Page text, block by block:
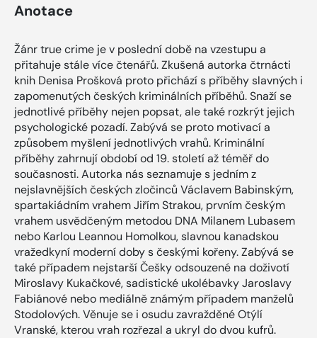
Anotace
Žánr true crime je v poslední době na vzestupu a
přitahuje stále více čtenářů. Zkušená autorka čtrnácti
knih Denisa Prošková proto přichází s příběhy slavných i
zapomenutých českých kriminálních příběhů. Snaží se
jednotlivé příběhy nejen popsat, ale také rozkrýt jejich
psychologické pozadí. Zabývá se proto motivací a
způsobem myšlení jednotlivých vrahů. Kriminální
příběhy zahrnují období od 19. století až téměř do
současnosti. Autorka nás seznamuje s jedním z
nejslavnějších českých zločinců Václavem Babinským,
spartakiádním vrahem Jiřím Strakou, prvním českým
vrahem usvědčeným metodou DNA Milanem Lubasem
nebo Karlou Leannou Homolkou, slavnou kanadskou
vražedkyní moderní doby s českými kořeny. Zabývá se
také případem nejstarší Češky odsouzené na doživotí
Miroslavy Kukačkové, sadistické ukolébavky Jaroslavy
Fabiánové nebo mediálně známým případem manželů
Stodolových. Věnuje se i osudu zavražděné Otýlí
Vranské, kterou vrah rozřezal a ukryl do dvou kufrů.